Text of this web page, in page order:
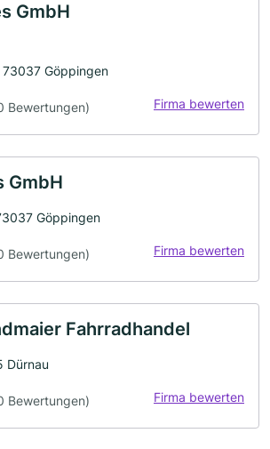
GmbH
Göppingen
Bewertungen) Firma bewerten
GmbH
Göppingen
Bewertungen) Firma bewerten
Fahrradhandel
Dürnau
Bewertungen) Firma bewerten